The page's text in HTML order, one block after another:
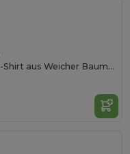
Larkwood Kinder T-Shirt aus Weicher Baumwolle